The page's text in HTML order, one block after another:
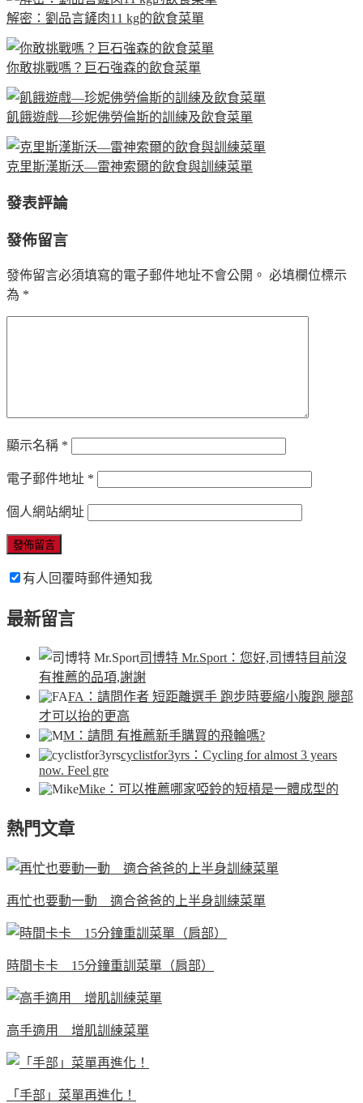
解密：劉品言鏟肉11 kg的飲食菜單
你敢挑戰嗎？巨石強森的飲食菜單
飢餓遊戲—珍妮佛勞倫斯的訓練及飲食菜單
克里斯漢斯沃—雷神索爾的飲食與訓練菜單
發表評論
發佈留言
發佈留言必須填寫的電子郵件地址不會公開。 必填欄位標示
為 *
顯示名稱 *
電子郵件地址 *
個人網站網址
有人回覆時郵件通知我
最新留言
司博特 Mr.Sport ：您好,司博特目前沒
有推薦的品項,謝謝
FA ：請問作者 短距離選手 跑步時要縮小腹跑 腿部
才可以抬的更高
M ：請問 有推薦新手購買的飛輪嗎?
cyclistfor3yrs ：Cycling for almost 3 years
now. Feel gre
Mike ：可以推薦哪家啞鈴的短槓是一體成型的
熱門文章
再忙也要動一動 適合爸爸的上半身訓練菜單
時間卡卡 15分鐘重訓菜單（肩部）
高手適用 增肌訓練菜單
「手部」菜單再進化！